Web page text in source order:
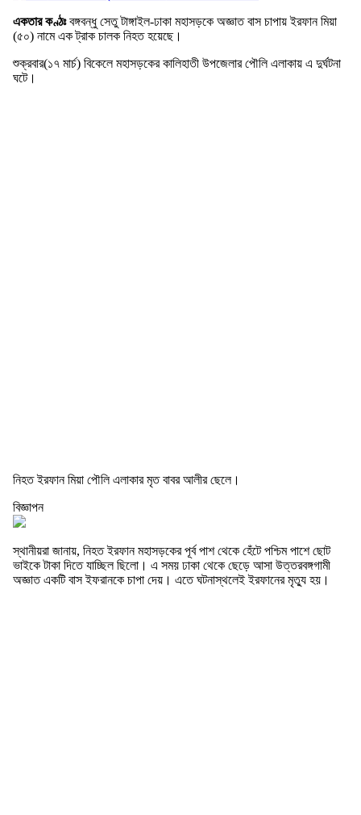
একতার কণ্ঠঃবঙ্গবন্ধু সেতু টাঙ্গাইল-ঢাকা মহাসড়কে অজ্ঞাত বাস চাপায় ইরফান মিয়া
(৫০) নামে এক ট্রাক চালক নিহত হয়েছে।
শুক্রবার(১৭ মার্চ) বিকেলে মহাসড়কের কালিহাতী উপজেলার পৌলি এলাকায় এ দুর্ঘটনা
ঘটে।
নিহত ইরফান মিয়া পৌলি এলাকার মৃত বাবর আলীর ছেলে।
বিজ্ঞাপন
স্থানীয়রা জানায়, নিহত ইরফান মহাসড়কের পূর্ব পাশ থেকে হেঁটে পশ্চিম পাশে ছোট
ভাইকে টাকা দিতে যাচ্ছিল ছিলো। এ সময় ঢাকা থেকে ছেড়ে আসা উত্তরবঙ্গগামী
অজ্ঞাত একটি বাস ইফরানকে চাপা দেয়। এতে ঘটনাস্থলেই ইরফানের মৃত্যু হয়।